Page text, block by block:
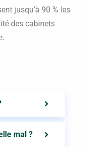
jusqu’à 90 % les
des cabinets
mal ?